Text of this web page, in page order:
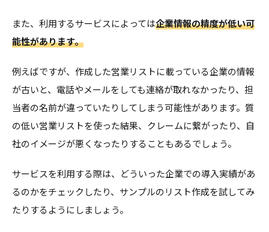
また、利用するサービスによっては企業情報の精度が低い可
能性があります。
例えばですが、作成した営業リストに載っている企業の情報
が古いと、電話やメールをしても連絡が取れなかったり、担
当者の名前が違っていたりしてしまう可能性があります。質
の低い営業リストを使った結果、クレームに繋がったり、自
社のイメージが悪くなったりすることもあるでしょう。
サービスを利用する際は、どういった企業での導入実績があ
るのかをチェックしたり、サンプルのリスト作成を試してみ
たりするようにしましょう。